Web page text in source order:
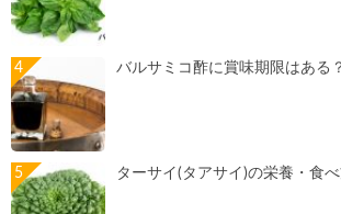
バルサミコ酢に賞味期限はある
ターサイ(タアサイ)の栄養・食